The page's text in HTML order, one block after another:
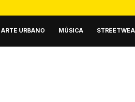
ARTE URBANO MÚSICA